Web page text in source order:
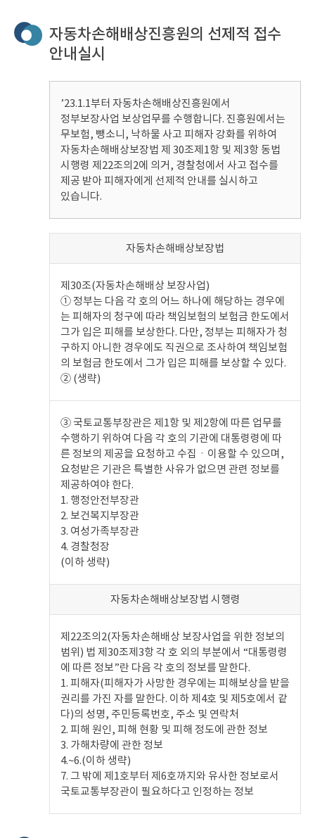
자동차손해배상진흥원의 선제적 접수
안내실시
’23.1.1부터 자동차손해배상진흥원에서
정부보장사업 보상업무를 수행합니다. 진흥원에서는
무보험, 뺑소니, 낙하물 사고 피해자 강화를 위하여
자동차손해배상보장법 제 30조제1항 및 제3항 동법
시행령 제22조의2에 의거, 경찰청에서 사고 접수를
제공 받아 피해자에게 선제적 안내를 실시하고
있습니다.
자동차손해배상보장법
제30조(자동차손해배상 보장사업)
① 정부는 다음 각 호의 어느 하나에 해당하는 경우에
는 피해자의 청구에 따라 책임보험의 보험금 한도에서
그가 입은 피해를 보상한다. 다만, 정부는 피해자가 청
구하지 아니한 경우에도 직권으로 조사하여 책임보험
의 보험금 한도에서 그가 입은 피해를 보상할 수 있다.
② (생략)
③ 국토교통부장관은 제1항 및 제2항에 따른 업무를
수행하기 위하여 다음 각 호의 기관에 대통령령에 따
른 정보의 제공을 요청하고 수집ㆍ이용할 수 있으며,
요청받은 기관은 특별한 사유가 없으면 관련 정보를
제공하여야 한다.
1. 행정안전부장관
2. 보건복지부장관
3. 여성가족부장관
4. 경찰청장
(이하 생략)
자동차손해배상보장법 시행령
제22조의2(자동차손해배상 보장사업을 위한 정보의
범위) 법 제30조제3항 각 호 외의 부분에서 “대통령령
에 따른 정보”란 다음 각 호의 정보를 말한다.
1. 피해자(피해자가 사망한 경우에는 피해보상을 받을
권리를 가진 자를 말한다. 이하 제4호 및 제5호에서 같
다)의 성명, 주민등록번호, 주소 및 연락처
2. 피해 원인, 피해 현황 및 피해 정도에 관한 정보
3. 가해차량에 관한 정보
4.~6.(이하 생략)
7. 그 밖에 제1호부터 제6호까지와 유사한 정보로서
국토교통부장관이 필요하다고 인정하는 정보